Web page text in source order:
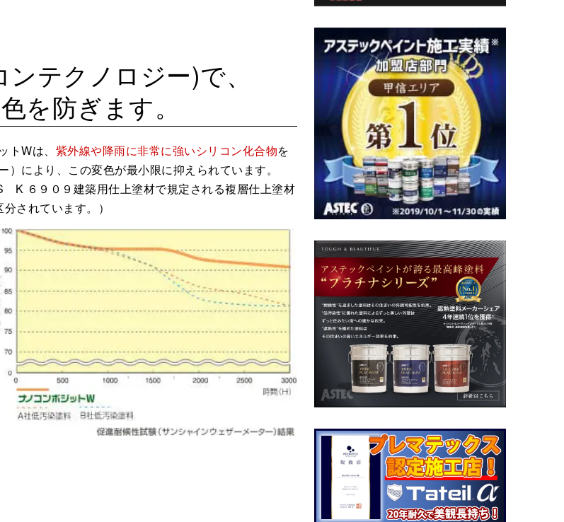
テクノロジー)で、
を防ぎます。
Wは、 紫外線や降雨に非常に強いシリコン化合物を
により、この変色が最小限に抑えられています。
K ６９０９建築用仕上塗材で規定される複層仕上塗材
されています。）